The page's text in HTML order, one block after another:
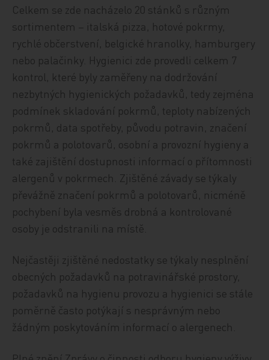
Celkem se zde nacházelo 20 stánků s různým
sortimentem – italská pizza, hotové pokrmy,
rychlé občerstvení, belgické hranolky, hamburgery
nebo palačinky. Hygienici zde provedli celkem 7
kontrol, které byly zaměřeny na dodržování
nezbytných hygienických požadavků, tedy zejména
podmínek skladování pokrmů, teploty nabízených
pokrmů, data spotřeby, původu potravin, značení
pokrmů a polotovarů, osobní a provozní hygieny a
také zajištění dostupnosti informací o přítomnosti
alergenů v pokrmech. Zjištěné závady se týkaly
převážně značení pokrmů a polotovarů, nicméně
pochybení byla vesměs drobná a kontrolované
osoby je odstranili na místě.
Nejčastěji zjištěné nedostatky se týkaly nesplnění
obecných požadavků na potravinářské prostory,
požadavků na hygienu provozu a hygienici se stále
poměrně často potýkají s nesprávným nebo
žádným poskytováním informací o alergenech.